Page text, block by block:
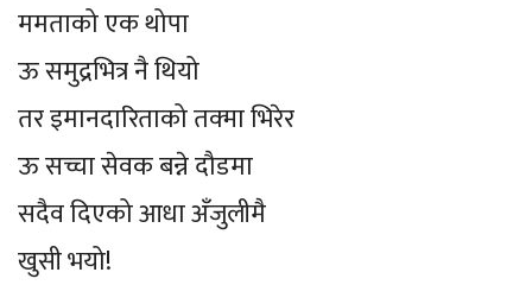
ममताको एक थोपा
ऊ समुद्रभित्र नै थियो
तर इमानदारिताको तक्मा भिरेर
ऊ सच्चा सेवक बन्ने दौडमा
सदैव दिएको आधा अँजुलीमै
खुसी भयो!